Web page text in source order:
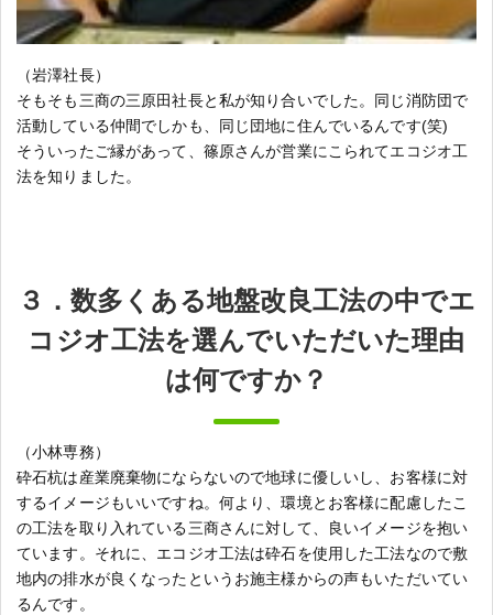
（岩澤社長）
そもそも三商の三原田社長と私が知り合いでした。同じ消防団で
活動している仲間でしかも、同じ団地に住んでいるんです(笑)
そういったご縁があって、篠原さんが営業にこられてエコジオ工
法を知りました。
３．数多くある地盤改良工法の中でエ
コジオ工法を選んでいただいた理由
は何ですか？
（小林専務）
砕石杭は産業廃棄物にならないので地球に優しいし、お客様に対
するイメージもいいですね。何より、環境とお客様に配慮したこ
の工法を取り入れている三商さんに対して、良いイメージを抱い
ています。それに、エコジオ工法は砕石を使用した工法なので敷
地内の排水が良くなったというお施主様からの声もいただいてい
るんです。